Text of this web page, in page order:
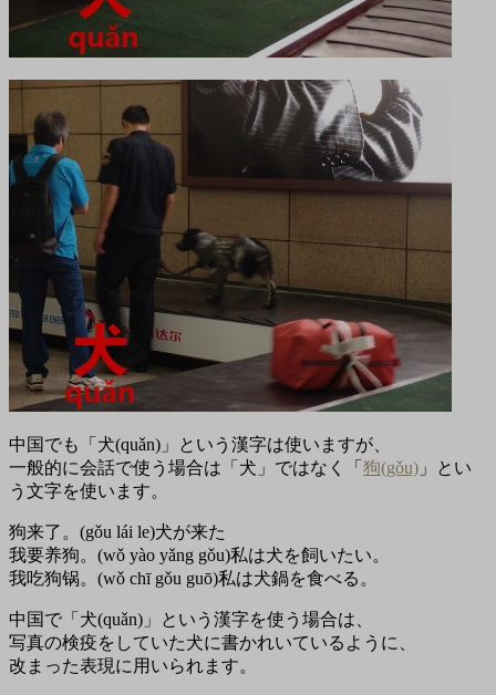
中国でも「犬(quǎn)」という漢字は使いますが、
一般的に会話で使う場合は「犬」ではなく「 狗(gǒu) 」とい
う文字を使います。
狗来了。(gǒu lái le)犬が来た
我要养狗。(wǒ yào yǎng gǒu)私は犬を飼いたい。
我吃狗锅。(wǒ chī gǒu guō)私は犬鍋を食べる。
中国で「犬(quǎn)」という漢字を使う場合は、
写真の検疫をしていた犬に書かれいているように、
改まった表現に用いられます。